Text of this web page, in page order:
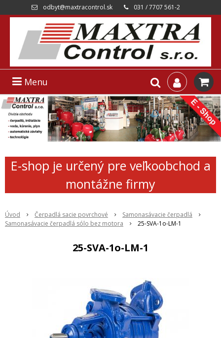
odbyt@maxtracontrol.sk 031 / 7707 561-2
Menu
E-shop je určený pre veľkoobchod a
montážne firmy
Úvod Čerpadlá sacie povrchové
Samonasávacie čerpadlá
Samonasávacie čerpadlá sólo bez motora
25-SVA-1o-LM-1
25-SVA-1o-LM-1